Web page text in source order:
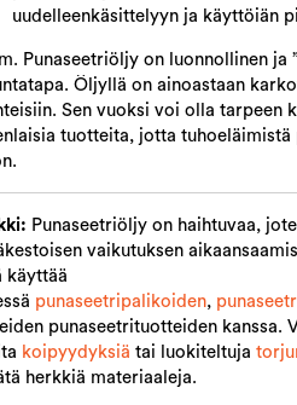
uudelleenkäsittelyyn ja käyttöiän
Punaseetriöljy on luonnollinen ja
Öljyllä on ainoastaan
Sen vuoksi voi olla tarpeen
tuotteita, jotta tuhoeläimistä
Punaseetriöljy on haihtuvaa,
vaikutuksen
käyttää
punaseetripalikoiden,
punaseetrituotteiden kanssa.
koipyydyksiä tai luokiteltuja
herkkiä materiaaleja.